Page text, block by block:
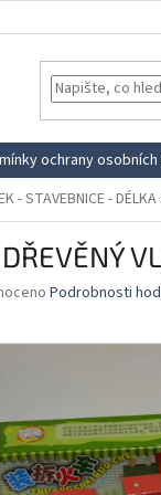
ochrany osobních
- STAVEBNICE -
DŘEVĚNÝ
Podrobnosti